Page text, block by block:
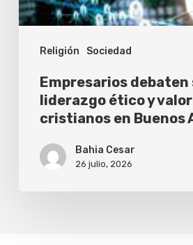
Religión Sociedad
cristianos
en
Buenos
AiresEmpresarios debaten
liderazgo ético y
cristianos en Buenos
Bahia Cesar
26 julio, 2026